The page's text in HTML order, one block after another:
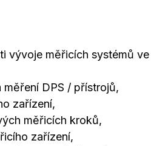
vývoje měřicích systémů ve
DPS / přístrojů,
zařízení,
měřicích kroků,
zařízení,